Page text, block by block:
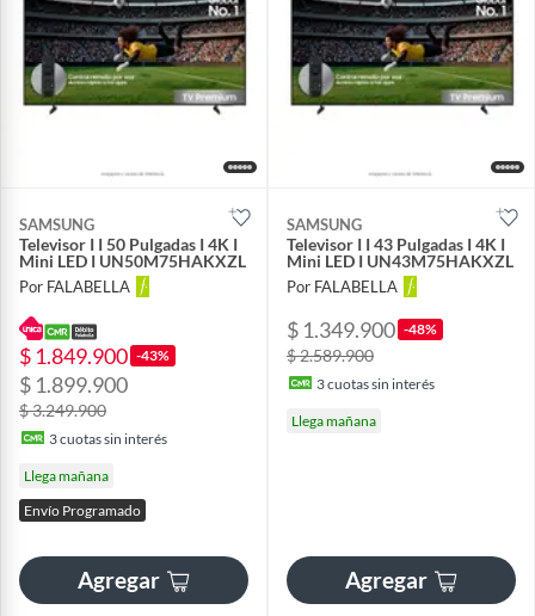
SAMSUNG
Televisor I I 50 Pulgadas I 4K I
Mini LED I UN50M75HAKXZL
Por FALABELLA
$ 1.849.900 -43%
$ 1.899.900
$ 3.249.900
3cuotas sin interés
Llega mañana
Envío Programado
Agregar
SAMSUNG
Televisor I I 43 Pulgadas I 4K I
Mini LED I UN43M75HAKXZL
Por FALABELLA
$ 1.349.900 -48%
$ 2.589.900
3cuotas sin interés
Llega mañana
Agregar